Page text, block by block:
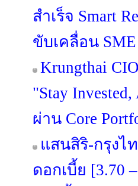
สำเร็จ Smart
ขับเคลื่อน
Krungthai
"Stay
ผ่าน Core
แสนสิริ-กรุงไ
ดอกเบี้ย [3.70